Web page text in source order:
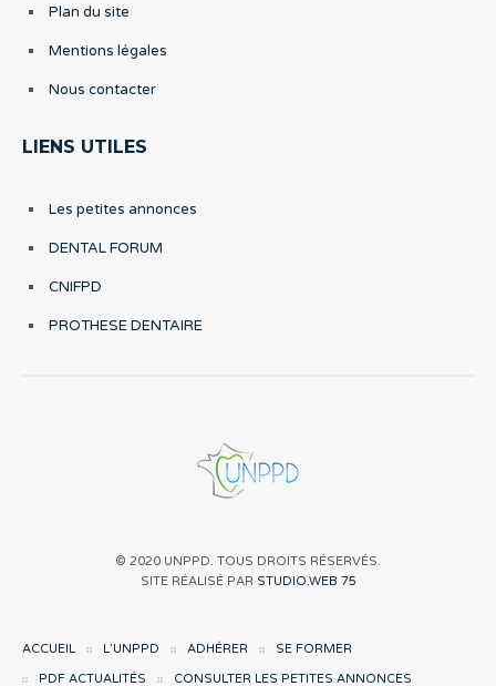
Plan du site
Mentions légales
Nous contacter
LIENS UTILES
Les petites annonces
DENTAL FORUM
CNIFPD
PROTHESE DENTAIRE
© 2020 UNPPD. TOUS DROITS RÉSERVÉS.
SITE RÉALISÉ PAR STUDIO.WEB 75
ACCUEIL L’UNPPD ADHÉRER SE FORMER
PDF ACTUALITÉS CONSULTER LES PETITES ANNONCES